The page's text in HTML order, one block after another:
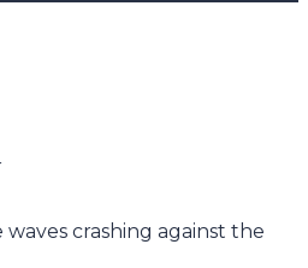
crashing against the